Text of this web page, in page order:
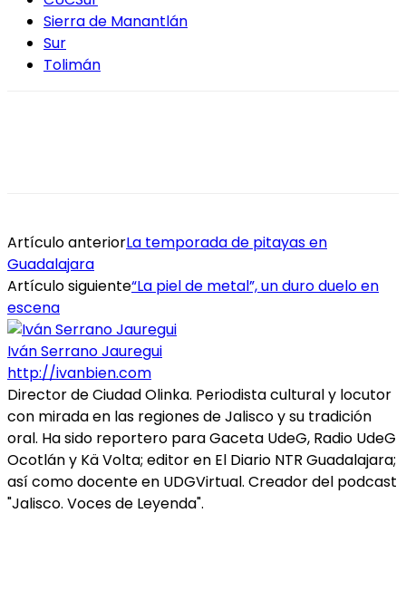
Sierra de Manantlán
Sur
Tolimán
Artículo anteriorLa temporada de pitayas en
Guadalajara
Artículo siguiente“La piel de metal”, un duro duelo en
escena
Iván Serrano Jauregui
http://ivanbien.com
Director de Ciudad Olinka. Periodista cultural y locutor
con mirada en las regiones de Jalisco y su tradición
oral. Ha sido reportero para Gaceta UdeG, Radio UdeG
Ocotlán y Kä Volta; editor en El Diario NTR Guadalajara;
así como docente en UDGVirtual. Creador del podcast
"Jalisco. Voces de Leyenda".